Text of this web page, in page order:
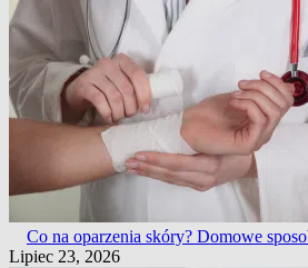
Co na oparzenia skóry? Domowe
Lipiec 23, 2026